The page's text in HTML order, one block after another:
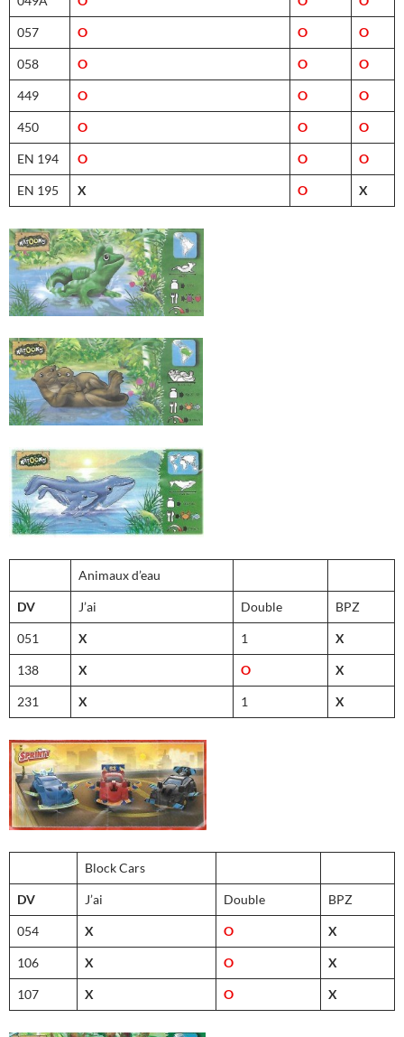
057 O O O
058 O O O
449 O O O
450 O O O
EN 194 O O O
EN 195 X O X
Animaux d’eau
DV J’ai Double BPZ
051 X 1 X
138 X O X
231 X 1 X
Block Cars
DV J’ai Double BPZ
054 X O X
106 X O X
107 X O X